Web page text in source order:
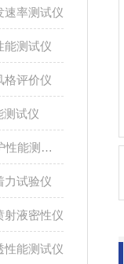
速率测试仪
能测试仪
格评价仪
测试仪
测试仪
力试验仪
射液密性仪
性能测试仪